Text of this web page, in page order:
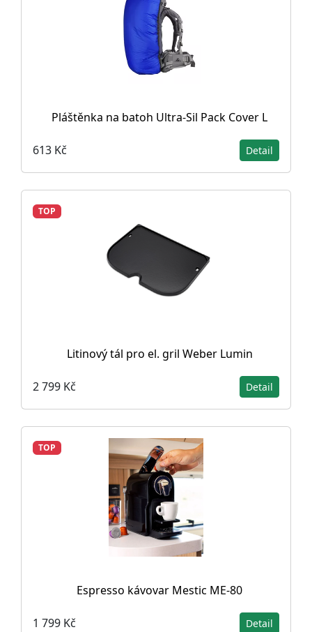
Pláštěnka na batoh Ultra-Sil Pack Cover L
613 Kč Detail
TOP
Litinový tál pro el. gril Weber Lumin
2 799 Kč Detail
TOP
Espresso kávovar Mestic ME-80
1 799 Kč Detail